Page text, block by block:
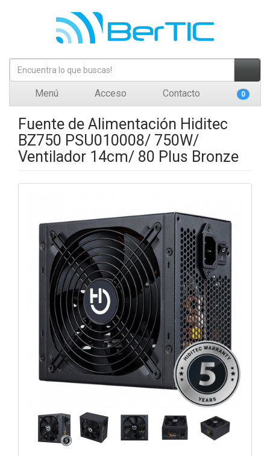
Menú Acceso Contacto 0
Fuente de Alimentación Hiditec
BZ750 PSU010008/ 750W/
Ventilador 14cm/ 80 Plus Bronze